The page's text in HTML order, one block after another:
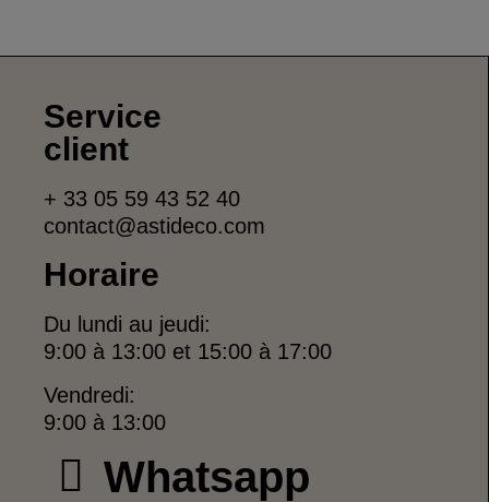
Service
client
+ 33 05 59 43 52 40
contact@astideco.com
Horaire
Du lundi au jeudi:
9:00 à 13:00 et 15:00 à 17:00
Vendredi:
9:00 à 13:00
Whatsapp